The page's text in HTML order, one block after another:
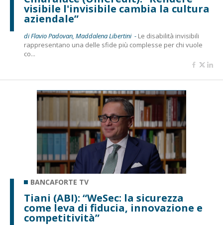
visibile l'invisibile cambia la cultura
aziendale”
di Flavio Padovan, Maddalena Libertini - Le disabilità invisibili
rappresentano una delle sfide più complesse per chi vuole
co...
BANCAFORTE TV
Tiani (ABI): “WeSec: la sicurezza
come leva di fiducia, innovazione e
competitività”